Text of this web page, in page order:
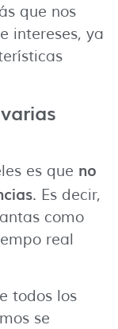
que nos
intereses, ya
es que no
. Es decir,
como
real
todos los
se